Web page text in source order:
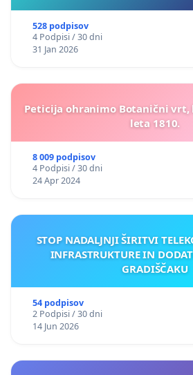
528 podpisov
4 Podpisi / 30 dni
31 Jan 2026
Peticija ohranimo Botanični vrt,
leta 1810.
8 009 podpisov
4 Podpisi / 30 dni
24 Apr 2024
STOP NADALJNJI ŠIRITVI
INFRASTRUKTURE IN
GRADIŠČAKU
54 podpisov
2 Podpisi / 30 dni
14 Jun 2026